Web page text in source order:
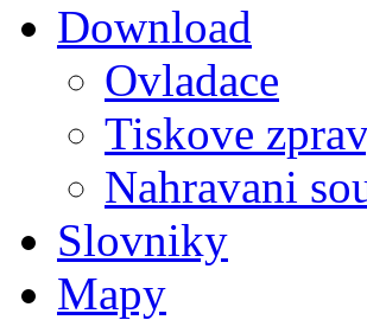
Download
Ovladace
Tiskove
Nahravani
Slovniky
Mapy